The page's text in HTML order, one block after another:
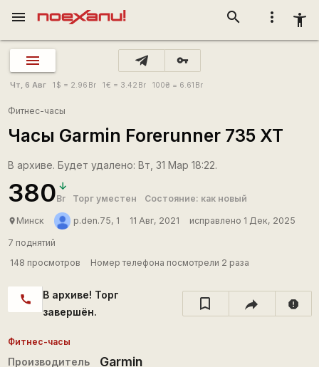
more_vert accessibility_new
search
menu
vpn_key
Чт, 6 Авг 1 $ = 2.96 Br 1€ = 3.42 Br 100₴ = 6.61 Br
Фитнес-часы
Часы Garmin Forerunner 735 XT
В архиве. Будет удалено: Вт, 31 Мар 18:22.
380Br Торг уместен Состояние: как новый
place Минск p.den.75, 1 11 Авг, 2021 исправлено 1 Дек, 2025
7 поднятий
148 просмотров
Номер телефона посмотрели 2 раза
call
В архиве! Торг
завершён.
report
Фитнес-часы
Производитель Garmin